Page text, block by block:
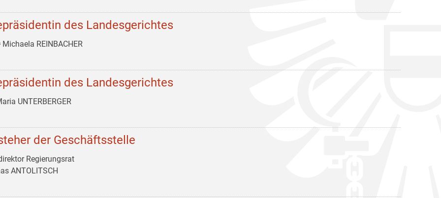
des Landesgerichtes
Michaela REINBACHER
des Landesgerichtes
UNTERBERGER
der Geschäftsstelle
Regierungsrat
ANTOLITSCH